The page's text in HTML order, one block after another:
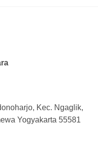
Kec. Ngaglik,
Yogyakarta 55581